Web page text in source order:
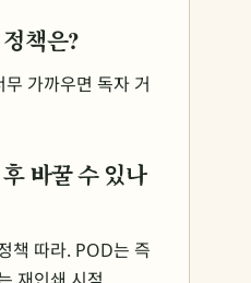
책은?
가까우면 독자 거
바꿀 수 있나
책 따라. POD는 즉